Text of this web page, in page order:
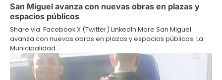
San Miguel avanza con nuevas obras en plazas y
espacios públicos
Share via: Facebook X (Twitter) LinkedIn More San Miguel
avanza con nuevas obras en plazas y espacios públicos. La
Municipalidad…